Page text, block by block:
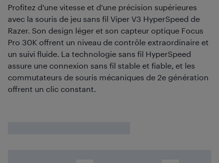
Profitez d'une vitesse et d'une précision supérieures
avec la souris de jeu sans fil Viper V3 HyperSpeed de
Razer. Son design léger et son capteur optique Focus
Pro 30K offrent un niveau de contrôle extraordinaire et
un suivi fluide. La technologie sans fil HyperSpeed
assure une connexion sans fil stable et fiable, et les
commutateurs de souris mécaniques de 2e génération
offrent un clic constant.